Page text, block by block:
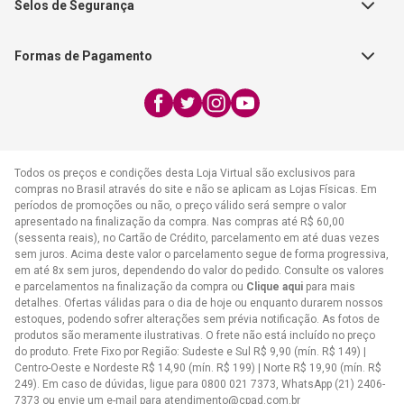
17:30h
WhatsApp:
atendimento@cpad.com.br
Selos de Segurança
Formas de Pagamento
Todos os preços e condições desta Loja Virtual são exclusivos para
compras no Brasil através do site e não se aplicam as Lojas Físicas. Em
períodos de promoções ou não, o preço válido será sempre o valor
apresentado na finalização da compra. Nas compras até R$ 60,00
(sessenta reais), no Cartão de Crédito, parcelamento em até duas vezes
sem juros. Acima deste valor o parcelamento segue de forma progressiva,
em até 8x sem juros, dependendo do valor do pedido. Consulte os valores
e parcelamentos na finalização da compra ou Clique aqui para mais
detalhes. Ofertas válidas para o dia de hoje ou enquanto durarem nossos
estoques, podendo sofrer alterações sem prévia notificação. As fotos de
produtos são meramente ilustrativas. O frete não está incluído no preço
do produto. Frete Fixo por Região: Sudeste e Sul R$ 9,90 (mín. R$ 149) |
Centro-Oeste e Nordeste R$ 14,90 (mín. R$ 199) | Norte R$ 19,90 (mín. R$
249). Em caso de dúvidas, ligue para 0800 021 7373, WhatsApp (21) 2406-
7373 ou envie um e-mail para atendimento@cpad.com.br